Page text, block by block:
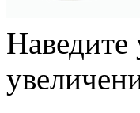
Наведите